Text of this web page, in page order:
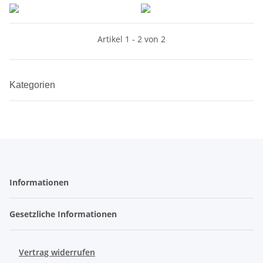
Artikel 1 - 2 von 2
Kategorien
Informationen
Gesetzliche Informationen
Vertrag widerrufen